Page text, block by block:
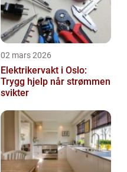
02 mars 2026
Elektrikervakt i Oslo:
Trygg hjelp når strømmen
svikter